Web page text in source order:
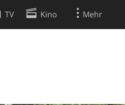
TV Kino Mehr